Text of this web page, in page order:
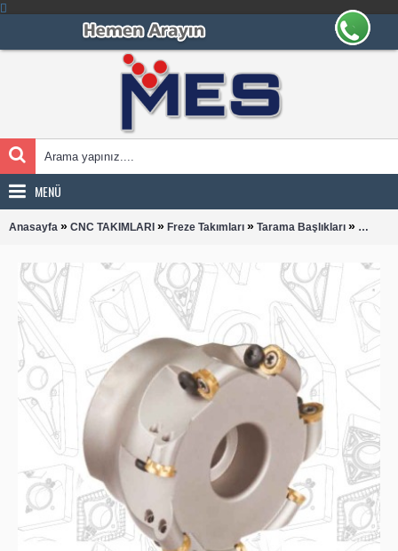
MENÜ
Anasayfa » CNC TAKIMLARI » Freze Takımları » Tarama Başlıkları » RHKT